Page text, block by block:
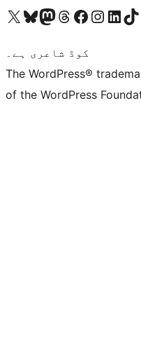
Visit our X (formerly Twitter) account
ہمارے بلیواسکائی اکاؤنٹ پر جائیں
Visit our Mastodon account
ہمارے ٹھریڈز اکاؤنٹ پر جائیں
Visit our Facebook page
Visit our Instagram
Visit ourپر جائیں
کوڈ شاعری ہے۔
The WordPress®
of the WordPress